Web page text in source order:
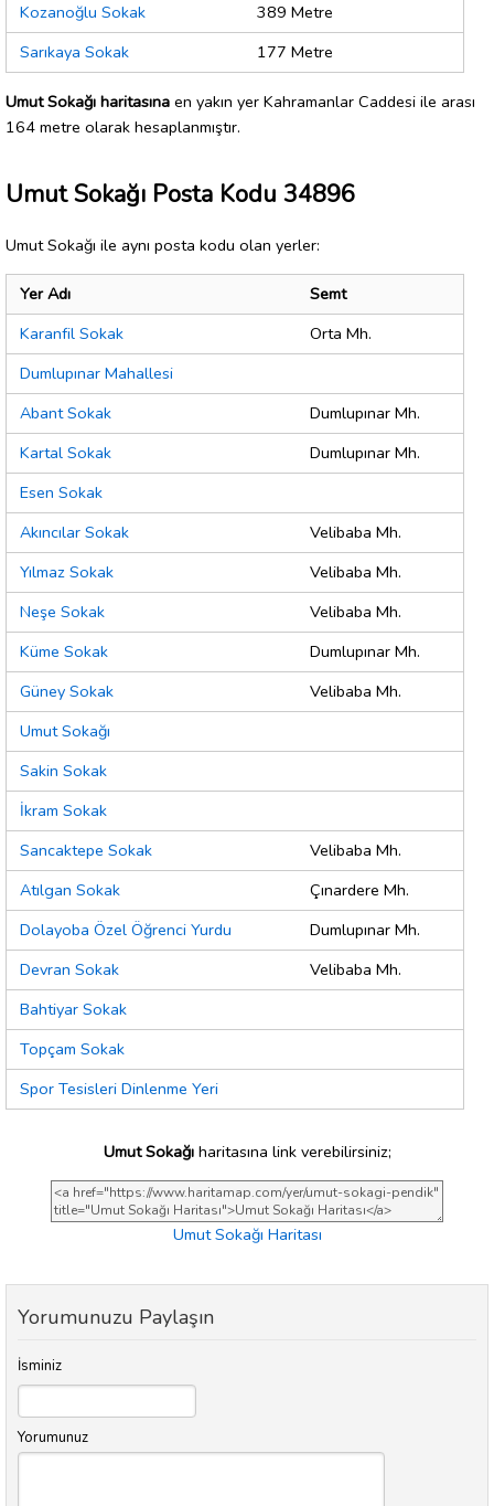
Kozanoğlu Sokak
389 Metre
Sarıkaya Sokak
177 Metre
Umut Sokağı haritasına en yakın yer Kahramanlar Caddesi ile arası
164 metre olarak hesaplanmıştır.
Umut Sokağı Posta Kodu 34896
Umut Sokağı ile aynı posta kodu olan yerler:
Yer Adı
Semt
Karanfil Sokak
Orta Mh.
Dumlupınar Mahallesi
Abant Sokak
Dumlupınar Mh.
Kartal Sokak
Dumlupınar Mh.
Esen Sokak
Akıncılar Sokak
Velibaba Mh.
Yılmaz Sokak
Velibaba Mh.
Neşe Sokak
Velibaba Mh.
Küme Sokak
Dumlupınar Mh.
Güney Sokak
Velibaba Mh.
Umut Sokağı
Sakin Sokak
İkram Sokak
Sancaktepe Sokak
Velibaba Mh.
Atılgan Sokak
Çınardere Mh.
Dolayoba Özel Öğrenci Yurdu
Dumlupınar Mh.
Devran Sokak
Velibaba Mh.
Bahtiyar Sokak
Topçam Sokak
Spor Tesisleri Dinlenme Yeri
Umut Sokağıharitasına link verebilirsiniz;
Umut Sokağı Haritası
Yorumunuzu Paylaşın
İsminiz
Yorumunuz